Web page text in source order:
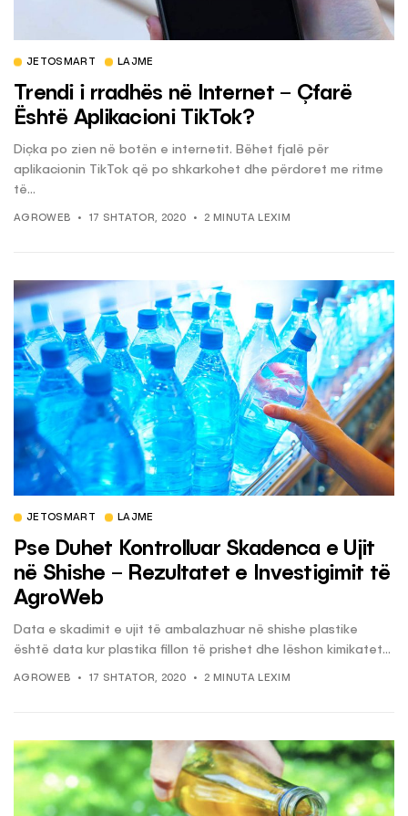
JETOSMART LAJME
Trendi i rradhës në Internet – Çfarë
Është Aplikacioni TikTok?
Diçka po zien në botën e internetit. Bëhet fjalë për
aplikacionin TikTok që po shkarkohet dhe përdoret me ritme
të...
AGROWEB 17 SHTATOR, 2020 2 MINUTA LEXIM
JETOSMART LAJME
Pse Duhet Kontrolluar Skadenca e Ujit
në Shishe – Rezultatet e Investigimit të
AgroWeb
Data e skadimit e ujit të ambalazhuar në shishe plastike
është data kur plastika fillon të prishet dhe lëshon kimikatet...
AGROWEB 17 SHTATOR, 2020 2 MINUTA LEXIM